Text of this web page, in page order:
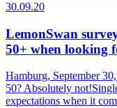
30.09.20
LemonSwan
50+ when looking
Hamburg, September
50? Absolutely
expectations when it